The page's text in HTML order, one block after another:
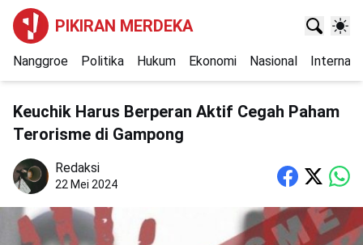
PIKIRAN MERDEKA
Nanggroe Politika Hukum Ekonomi Nasional
Keuchik Harus Berperan Aktif Cegah Paham
Terorisme di Gampong
Redaksi
22 Mei 2024